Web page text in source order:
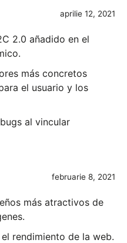
aprilie 12, 2021
2.0 añadido en el
más concretos
el usuario y los
al vincular
februarie 8, 2021
más atractivos de
rendimiento de la web.